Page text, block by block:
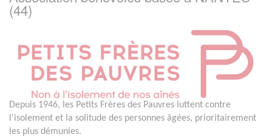
(44)
Depuis 1946, les Petits Frères des Pauvres luttent contre
l'isolement et la solitude des personnes âgées, prioritairement
les plus démunies.